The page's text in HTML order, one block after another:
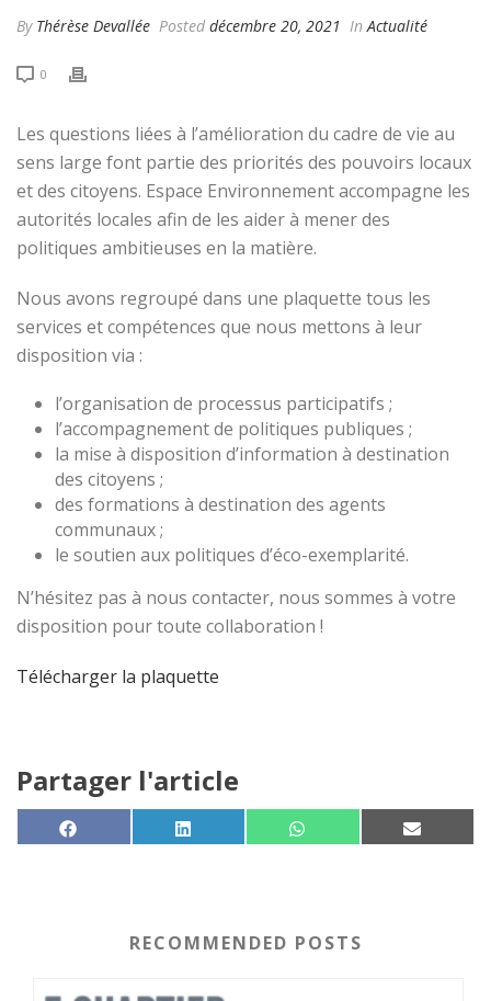
By Thérèse Devallée Posted décembre 20, 2021 InActualité
0
Les questions liées à l’amélioration du cadre de vie au
sens large font partie des priorités des pouvoirs locaux
et des citoyens. Espace Environnement accompagne les
autorités locales afin de les aider à mener des
politiques ambitieuses en la matière.
Nous avons regroupé dans une plaquette tous les
services et compétences que nous mettons à leur
disposition via :
l’organisation de processus participatifs ;
l’accompagnement de politiques publiques ;
la mise à disposition d’information à destination
des citoyens ;
des formations à destination des agents
communaux ;
le soutien aux politiques d’éco-exemplarité.
N’hésitez pas à nous contacter, nous sommes à votre
disposition pour toute collaboration !
Télécharger la plaquette
Partager l'article
RECOMMENDED POSTS